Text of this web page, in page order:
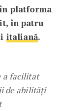
platforma
în patru
italiană.
a facilitat
de abilități